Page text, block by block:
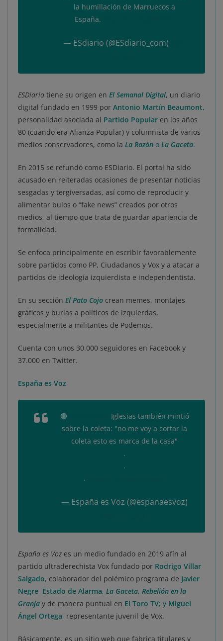
la humillación de Marruecos a
España.
— ESdiario (@ESdiario_com)
ESDiario tiene su origen en El Semanal Digital, un diario
digital fundado en 1999 por Antonio Martín Beaumont,
personalidad asociada al Partido Popular en los años
80 (cuando era Alianza Popular) y columnista de varios
medios conservadores, como la La Razón o La Gaceta.
En 2015 se refundó como ESDiario. El portal ha sido
acusado en reiteradas ocasiones de presentar noticias
sesgadas y tergiversadas, así como de reproducir y
alimentar bulos o “fake news” creados por otros
medios, al tiempo que trata de guardar apariencia de
formalidad.
Se enfoca principalmente en escribir favorablemente
sobre partidos como PP, Ciudadanos y Vox y a atacar a
partidos de ideología izquierdista e independentista.
En su sección El Pato Cojo crean memes, montajes
gráficos y burlas a políticos de izquierdas,
especialmente a militantes de Podemos.
Cuenta con unos 30.000 seguidores en Facebook y
37.000 en Twitter.
España es Voz
🔴
Iglesias también mintió
sobre la coleta: "no me voy a cortar la
coleta esto es marca de la casa"
.
.
.
— España es Voz (@espanaesvoz)
España es Voz es un medio fundado en 2019 afín al
partido ultraderechista Vox fundado por Rodrigo Villar
Salgado, colaborador del polémico programa de Javier
Negre Estado de Alarma, La Gaceta, Rebelión en la
Granja y de manera puntual en El Toro TV; y Miguel
Ángel Ortega, representante juvenil de Vox.
Básicamente, es un sitio web que fabrica titulares y